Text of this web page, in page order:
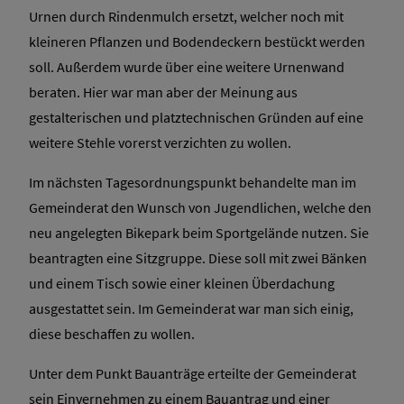
Urnen durch Rindenmulch ersetzt, welcher noch mit
kleineren Pflanzen und Bodendeckern bestückt werden
soll. Außerdem wurde über eine weitere Urnenwand
beraten. Hier war man aber der Meinung aus
gestalterischen und platztechnischen Gründen auf eine
weitere Stehle vorerst verzichten zu wollen.
Im nächsten Tagesordnungspunkt behandelte man im
Gemeinderat den Wunsch von Jugendlichen, welche den
neu angelegten Bikepark beim Sportgelände nutzen. Sie
beantragten eine Sitzgruppe. Diese soll mit zwei Bänken
und einem Tisch sowie einer kleinen Überdachung
ausgestattet sein. Im Gemeinderat war man sich einig,
diese beschaffen zu wollen.
Unter dem Punkt Bauanträge erteilte der Gemeinderat
sein Einvernehmen zu einem Bauantrag und einer